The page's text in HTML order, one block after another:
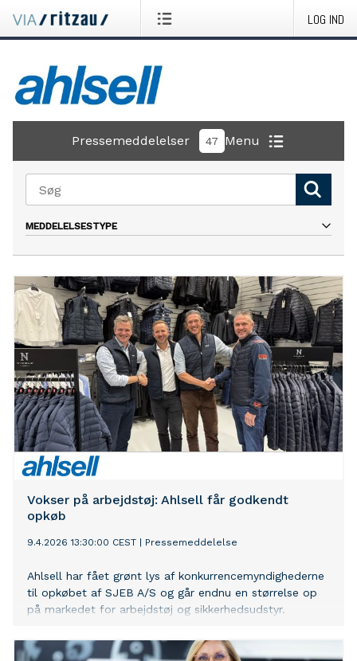
LOG IND
Pressemeddelelser 47 Menu
MEDDELELSESTYPE
Alle
Nyhed
Pressemeddelelse
Vokser på arbejdstøj: Ahlsell får godkendt
opkøb
9.4.2026 13:30:00 CEST Pressemeddelelse
Ahlsell har fået grønt lys af konkurrencemyndighederne
til opkøbet af SJEB A/S og går endnu en størrelse op
på markedet for arbejdstøj og sikkerhedsudstyr.​